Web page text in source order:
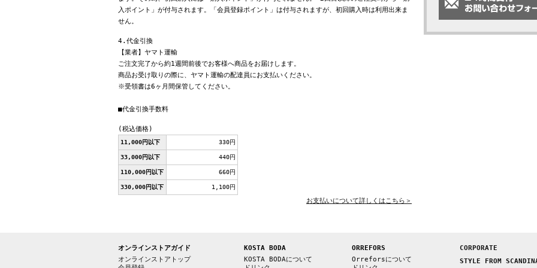
入ポイント」が付与されます。「会員登録ポイント」は付与されますが、初回購入時は利用出来ま
せん。
4.代金引換
【業者】ヤマト運輸
ご注文完了から約1週間前後でお客様へ商品をお届けします。
商品お受け取りの際に、ヤマト運輸の配達員にお支払いください。
※受領書は6ヶ月間保管してください。
■代金引換手数料
(税込価格)
11,000円以下 330円
33,000円以下 440円
110,000円以下 660円
330,000円以下 1,100円
お支払いについて詳しくはこちら＞
オンラインストアガイド
オンラインストアトップ
KOSTA BODA
KOSTA BODAについて
ORREFORS
Orreforsについて
CORPORATE
STYLE FROM